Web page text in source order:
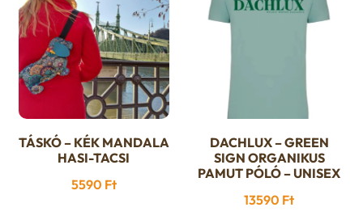
TÁSKÓ – KÉK MANDALA
HASI-TACSI
5590 Ft
Ennek
a
több
DACHLUX – GREEN
SIGN ORGANIKUS
PAMUT PÓLÓ – UNISEX
13590 Ft